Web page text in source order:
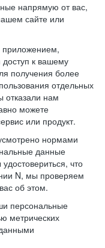
напрямую от вас,
сайте или
приложением,
к вашему
получения более
отдельных
отказали нам
можете
или продукт.
нормами
данные
что
N, мы проверяем
об этом.
персональные
метрических